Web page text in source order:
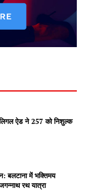
लिगल ऐड ने 257 को निशुल्क
बलटाना में भक्तिमय
रथ यात्रा